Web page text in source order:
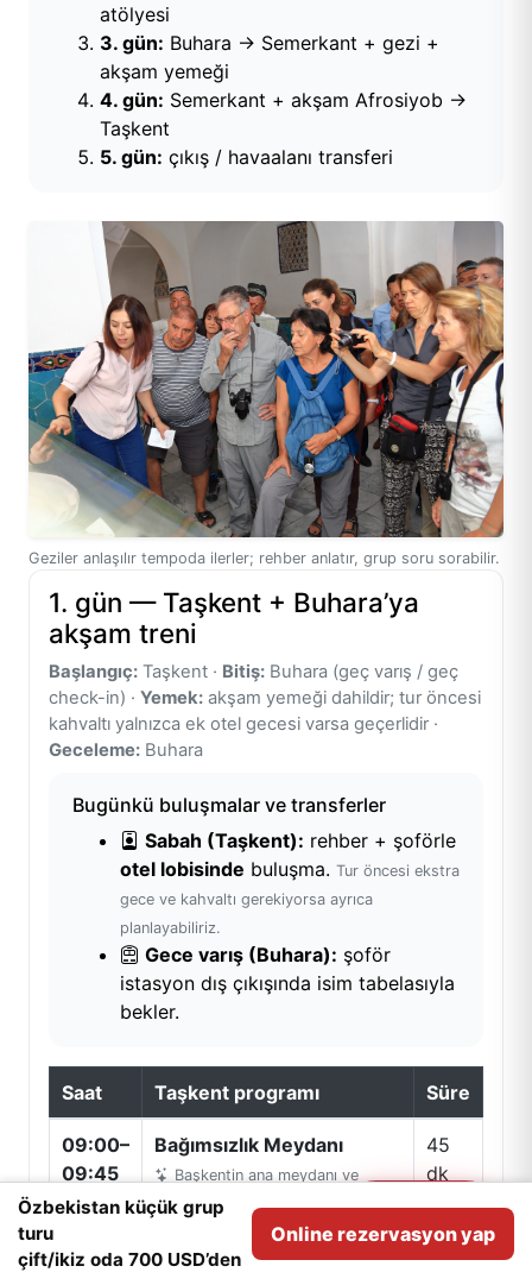
atölyesi
3. gün: Buhara → Semerkant + gezi +
akşam yemeği
4. gün: Semerkant + akşam Afrosiyob →
Taşkent
5. gün: çıkış / havaalanı transferi
Geziler anlaşılır tempoda ilerler; rehber anlatır, grup soru sorabilir.
1. gün — Taşkent + Buhara’ya
akşam treni
Başlangıç: Taşkent · Bitiş: Buhara (geç varış / geç
check-in) · Yemek: akşam yemeği dahildir; tur öncesi
kahvaltı yalnızca ek otel gecesi varsa geçerlidir ·
Geceleme: Buhara
Bugünkü buluşmalar ve transferler
Sabah (Taşkent): rehber + şoförle
otel lobisinde buluşma. Tur öncesi ekstra
gece ve kahvaltı gerekiyorsa ayrıca
planlayabiliriz.
Gece varış (Buhara): şoför
istasyon dış çıkışında isim tabelasıyla
bekler.
Saat Taşkent programı Süre
09:00–
09:45
Bağımsızlık Meydanı
Başkentin ana meydanı ve
sembolleri
45
dk
10:00–
Cesaret Anıtı
30
Özbekistan küçük grup
turu
çift/ikiz oda 700 USD’den
Online rezervasyon yap
Assistant
Need help?
Cookie analitik amaçlar için kullanıyoruz. Kabul